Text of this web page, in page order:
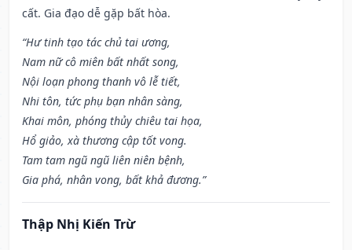
cất. Gia đạo dễ gặp bất hòa.
“Hư tinh tạo tác chủ tai ương,
Nam nữ cô miên bất nhất song,
Nội loạn phong thanh vô lễ tiết,
Nhi tôn, tức phụ bạn nhân sàng,
Khai môn, phóng thủy chiêu tai họa,
Hổ giảo, xà thương cập tốt vong.
Tam tam ngũ ngũ liên niên bệnh,
Gia phá, nhân vong, bất khả đương.”
Thập Nhị Kiến Trừ